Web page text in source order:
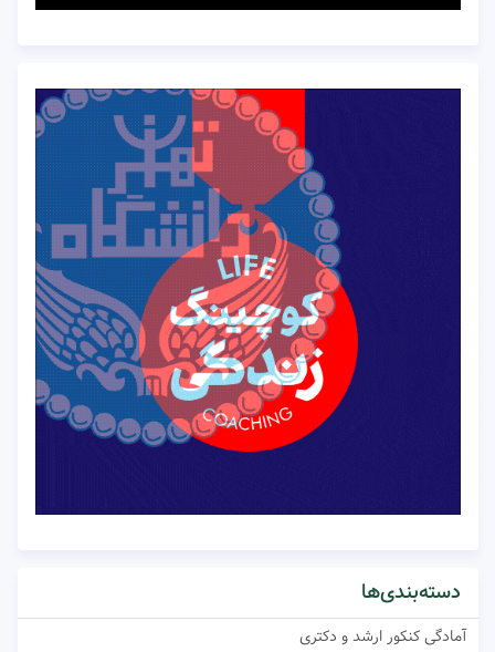
دسته‌بندی‌ها
آمادگی کنکور ارشد و دکتری